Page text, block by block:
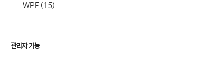
WPF (15)
관리자 기능